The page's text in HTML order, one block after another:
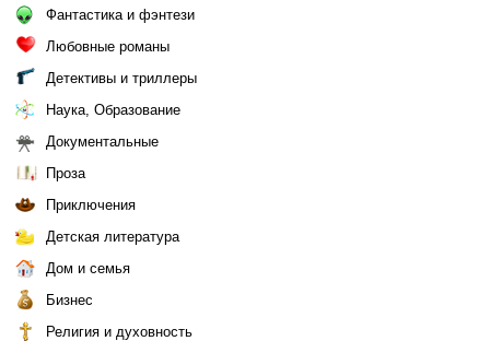
Фантастика и фэнтези
Любовные романы
Детективы и триллеры
Наука, Образование
Документальные
Проза
Приключения
Детская литература
Дом и семья
Бизнес
Религия и духовность